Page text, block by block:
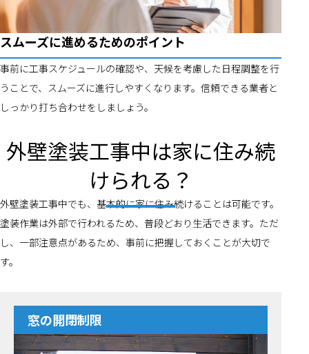
スムーズに進めるためのポイント
事前に工事スケジュールの確認や、天候を考慮した日程調整を行
うことで、スムーズに進行しやすくなります。信頼できる業者と
しっかり打ち合わせをしましょう。
外壁塗装工事中は家に住み続
けられる？
外壁塗装工事中でも、基本的に家に住み続けることは可能です。
塗装作業は外部で行われるため、普段どおり生活できます。ただ
し、一部注意点があるため、事前に把握しておくことが大切で
す。
窓の開閉制限